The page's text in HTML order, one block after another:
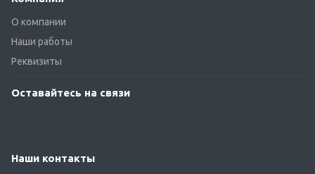
О компании
Наши работы
Реквизиты
Оставайтесь на связи
Наши контакты